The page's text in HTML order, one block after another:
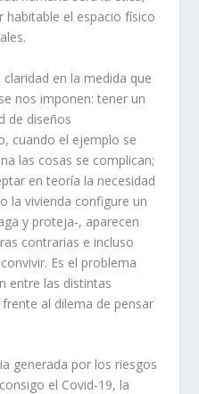
habitable el espacio físico
en la medida que
nos imponen: tener un
de diseños
cuando el ejemplo se
las cosas se complican;
en teoría la necesidad
la vivienda configure un
y proteja-, aparecen
contrarias e incluso
Es el problema
entre las distintas
al dilema de pensar
generada por los riesgos
el Covid-19, la